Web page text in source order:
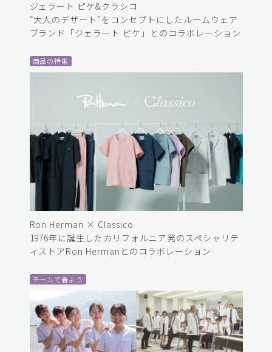
ジェラート ピケ&クラシコ
“大人のデザート”をコンセプトにしたルームウェア
ブランド「ジェラート ピケ」とのコラボレーション
商品の特集
Ron Herman × Classico
1976年に誕生したカリフォルニア発のスペシャリテ
ィストアRon Hermanとのコラボレーション
チームで着よう